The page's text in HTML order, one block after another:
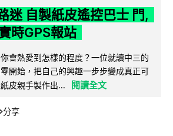
迷 自製紙皮遙控巴士 門,
時GPS報站
會熱愛到怎樣的程度？一位就讀中三的
開始，把自己的興趣一步步變成真正可
皮親手製作出...
閱讀全文
分享